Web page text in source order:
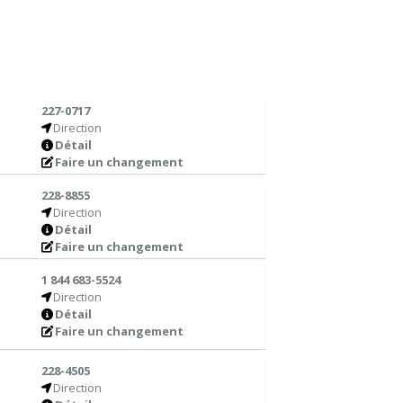
227-0717
Direction
Détail
Faire un changement
228-8855
Direction
Détail
Faire un changement
1 844 683-5524
Direction
Détail
Faire un changement
228-4505
Direction